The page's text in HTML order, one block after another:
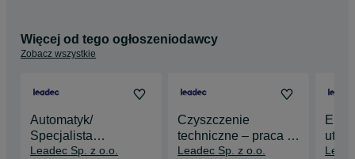
Więcej od tego ogłoszeniodawcy
Zobacz wszystkie
Automatyk/
Specjalista
automatyk (k/m) /
Leadec Sp. z o.o.
Czyszczenie
techniczne – praca w
NIEDZIELE / Leadec
Leadec Sp. z o.o.
(k/